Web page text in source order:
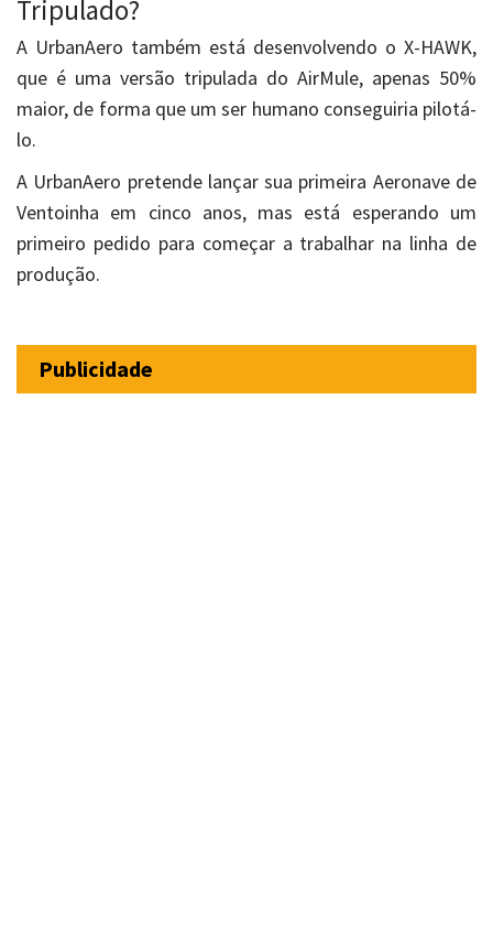
Tripulado?
A UrbanAero também está desenvolvendo o X-HAWK,
que é uma versão tripulada do AirMule, apenas 50%
maior, de forma que um ser humano conseguiria pilotá-
lo.
A UrbanAero pretende lançar sua primeira Aeronave de
Ventoinha em cinco anos, mas está esperando um
primeiro pedido para começar a trabalhar na linha de
produção.
Publicidade